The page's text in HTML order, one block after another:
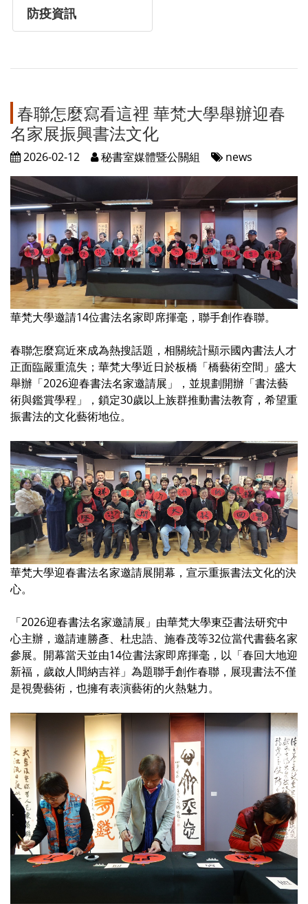
防疫資訊
春聯怎麼寫看這裡 華梵大學舉辦迎春
名家展振興書法文化
2026-02-12 秘書室媒體暨公關組 news
華梵大學邀請14位書法名家即席揮毫，聯手創作春聯。
春聯怎麼寫近來成為熱搜話題，相關統計顯示國內書法人才
正面臨嚴重流失；華梵大學近日於板橋「橋藝術空間」盛大
舉辦「2026迎春書法名家邀請展」，並規劃開辦「書法藝
術與鑑賞學程」，鎖定30歲以上族群推動書法教育，希望重
振書法的文化藝術地位。
華梵大學迎春書法名家邀請展開幕，宣示重振書法文化的決
心。
「2026迎春書法名家邀請展」由華梵大學東亞書法研究中
心主辦，邀請連勝彥、杜忠誥、施春茂等32位當代書藝名家
參展。開幕當天並由14位書法家即席揮毫，以「春回大地迎
新福，歲啟人間納吉祥」為題聯手創作春聯，展現書法不僅
是視覺藝術，也擁有表演藝術的火熱魅力。